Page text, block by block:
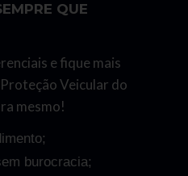
QUE
e fique mais
Veicular do
mesmo!
burocracia;